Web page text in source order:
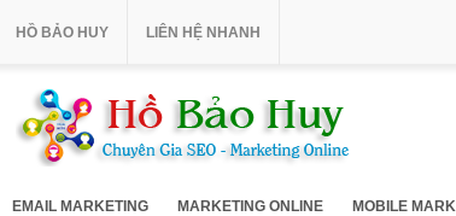
HỒ BẢO HUY LIÊN HỆ NHANH
EMAIL MARKETING MARKETING ONLINE MOBILE